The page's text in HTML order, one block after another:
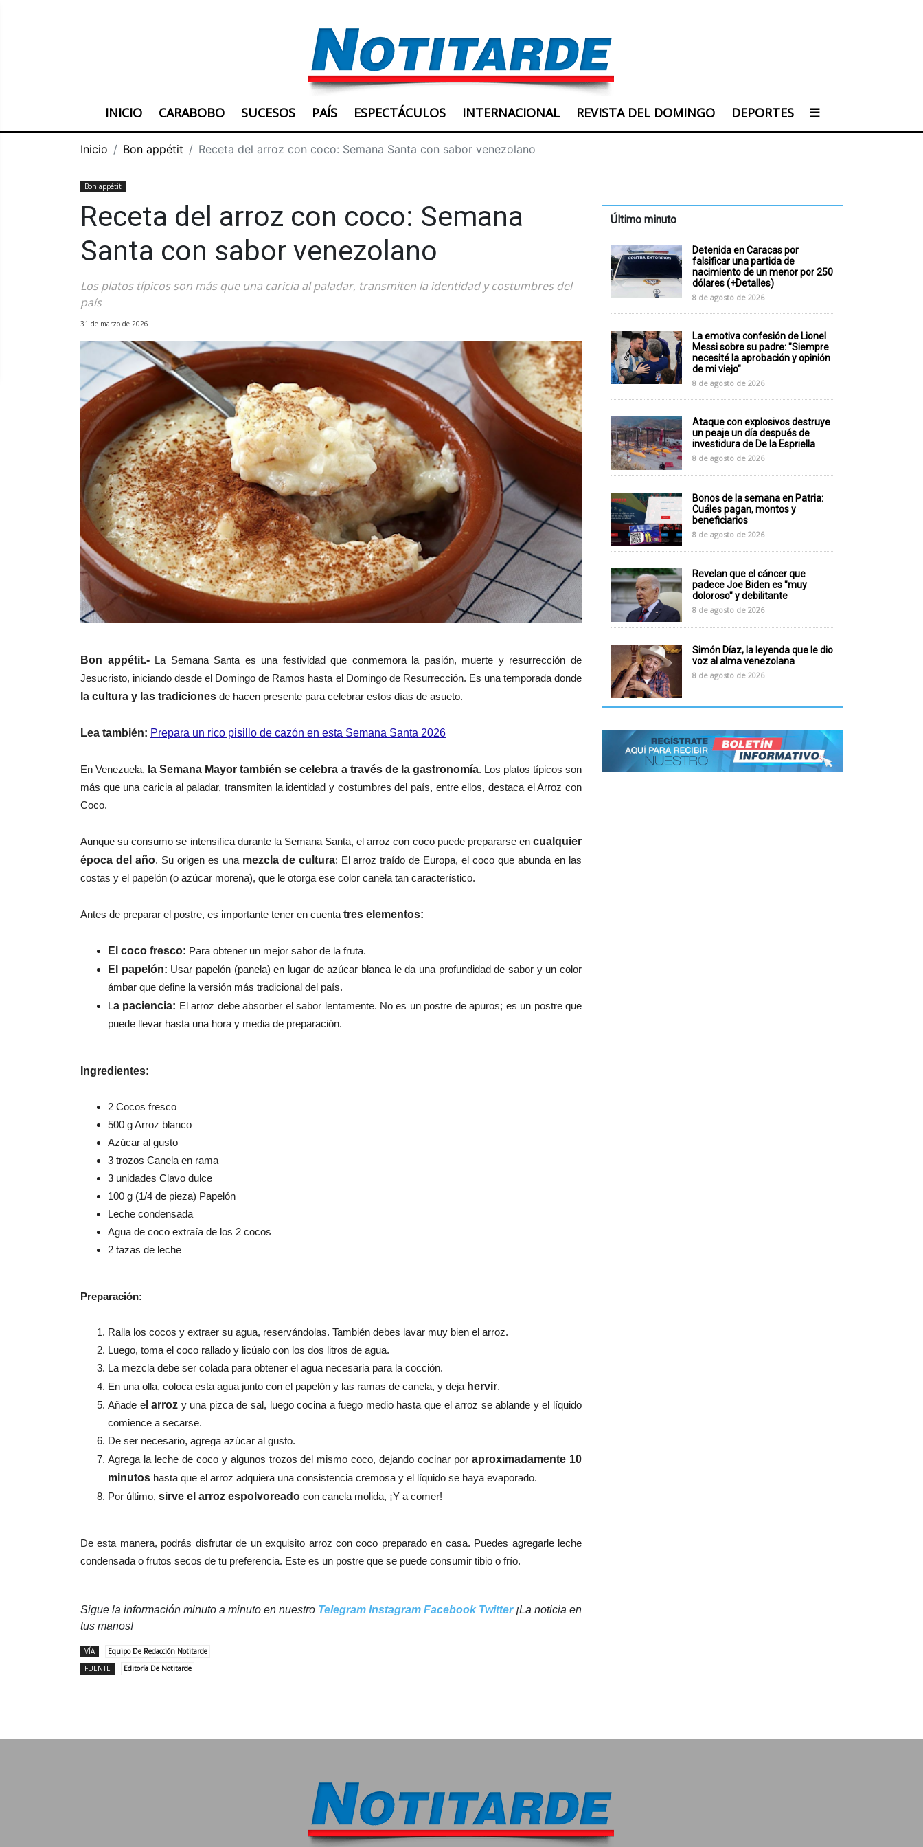
INICIO CARABOBO SUCESOS PAÍS ESPECTÁCULOS INTERNACIONAL REVISTA DEL DOMINGO DEPORTES ☰
Inicio Bon appétit Receta del arroz con coco: Semana Santa con sabor venezolano
Bon appétit
Receta del arroz con coco: Semana
Santa con sabor venezolano
Los platos típicos son más que una caricia al paladar, transmiten la identidad y costumbres del
país
31 de marzo de 2026
Bon appétit.- La Semana Santa es una festividad que conmemora la pasión, muerte y resurrección de
Jesucristo, iniciando desde el Domingo de Ramos hasta el Domingo de Resurrección. Es una temporada donde
la cultura y las tradiciones de hacen presente para celebrar estos días de asueto.
Lea también: Prepara un rico pisillo de cazón en esta Semana Santa 2026
En Venezuela, la Semana Mayor también se celebra a través de la gastronomía. Los platos típicos son
más que una caricia al paladar, transmiten la identidad y costumbres del país, entre ellos, destaca el Arroz con
Coco.
Aunque su consumo se intensifica durante la Semana Santa, el arroz con coco puede prepararse en cualquier
época del año. Su origen es una mezcla de cultura: El arroz traído de Europa, el coco que abunda en las
costas y el papelón (o azúcar morena), que le otorga ese color canela tan característico.
Antes de preparar el postre, es importante tener en cuenta tres elementos:
El coco fresco: Para obtener un mejor sabor de la fruta.
El papelón: Usar papelón (panela) en lugar de azúcar blanca le da una profundidad de sabor y un color
ámbar que define la versión más tradicional del país.
La paciencia: El arroz debe absorber el sabor lentamente. No es un postre de apuros; es un postre que
puede llevar hasta una hora y media de preparación.
Ingredientes:
2 Cocos fresco
500 g Arroz blanco
Azúcar al gusto
3 trozos Canela en rama
3 unidades Clavo dulce
100 g (1/4 de pieza) Papelón
Leche condensada
Agua de coco extraía de los 2 cocos
2 tazas de leche
Preparación:
Ralla los cocos y extraer su agua, reservándolas. También debes lavar muy bien el arroz.
Luego, toma el coco rallado y licúalo con los dos litros de agua.
La mezcla debe ser colada para obtener el agua necesaria para la cocción.
En una olla, coloca esta agua junto con el papelón y las ramas de canela, y deja hervir.
Añade el arroz y una pizca de sal, luego cocina a fuego medio hasta que el arroz se ablande y el líquido
comience a secarse.
De ser necesario, agrega azúcar al gusto.
Agrega la leche de coco y algunos trozos del mismo coco, dejando cocinar poraproximadamente 10
minutos hasta que el arroz adquiera una consistencia cremosa y el líquido se haya evaporado.
Por último, sirve el arroz espolvoreado con canela molida, ¡Y a comer!
De esta manera, podrás disfrutar de un exquisito arroz con coco preparado en casa. Puedes agregarle leche
condensada o frutos secos de tu preferencia. Este es un postre que se puede consumir tibio o frío.
Sigue la información minuto a minuto en nuestro Telegram Instagram Facebook Twitter¡La noticia en
tus manos!
VÍA
Equipo De Redacción Notitarde
FUENTE
Editoría De Notitarde
Último minuto
Detenida en Caracas por
falsificar una partida de
nacimiento de un menor por 250
dólares (+Detalles)
8 de agosto de 2026
La emotiva confesión de Lionel
Messi sobre su padre: "Siempre
necesité la aprobación y opinión
de mi viejo"
8 de agosto de 2026
Ataque con explosivos destruye
un peaje un día después de
investidura de De la Espriella
8 de agosto de 2026
Bonos de la semana en Patria:
Cuáles pagan, montos y
beneficiarios
8 de agosto de 2026
Revelan que el cáncer que
padece Joe Biden es "muy
doloroso" y debilitante
8 de agosto de 2026
Simón Díaz, la leyenda que le dio
voz al alma venezolana
8 de agosto de 2026